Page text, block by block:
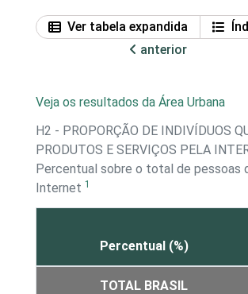
Ver tabela expandida
anterior
Veja os resultados da Área Urbana
H2 - PROPORÇÃO DE INDIVÍDUOS
PRODUTOS E SERVIÇOS PELA
Percentual sobre o total de pessoas
Internet 1
Percentual (%)
TOTAL BRASIL